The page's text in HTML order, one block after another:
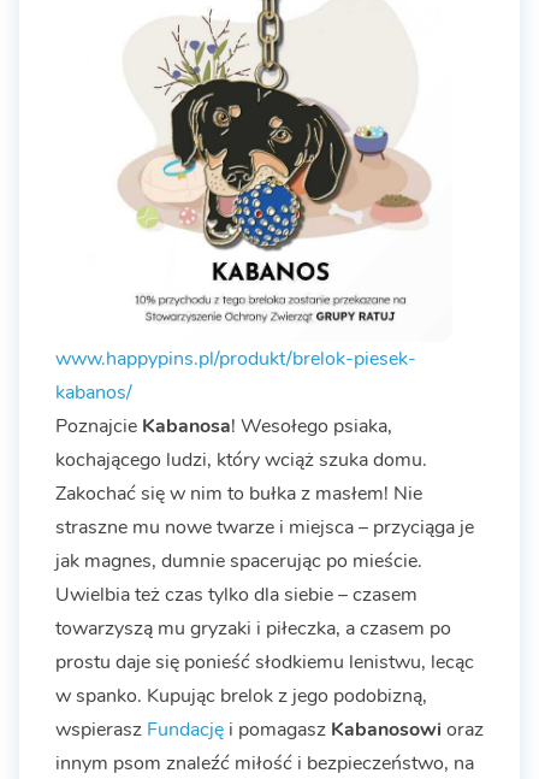
www.happypins.pl/produkt/brelok-piesek-
kabanos/
Poznajcie Kabanosa! Wesołego psiaka,
kochającego ludzi, który wciąż szuka domu.
Zakochać się w nim to bułka z masłem! Nie
straszne mu nowe twarze i miejsca – przyciąga je
jak magnes, dumnie spacerując po mieście.
Uwielbia też czas tylko dla siebie – czasem
towarzyszą mu gryzaki i piłeczka, a czasem po
prostu daje się ponieść słodkiemu lenistwu, lecąc
w spanko. Kupując brelok z jego podobizną,
wspierasz Fundację i pomagasz Kabanosowi oraz
innym psom znaleźć miłość i bezpieczeństwo, na